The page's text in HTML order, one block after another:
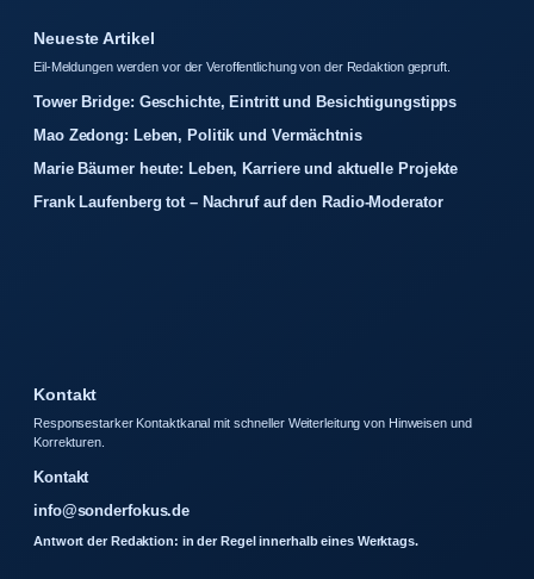
Neueste Artikel
Eil-Meldungen werden vor der Veroffentlichung von der Redaktion gepruft.
Tower Bridge: Geschichte, Eintritt und Besichtigungstipps
Mao Zedong: Leben, Politik und Vermächtnis
Marie Bäumer heute: Leben, Karriere und aktuelle Projekte
Frank Laufenberg tot – Nachruf auf den Radio-Moderator
Kontakt
Responsestarker Kontaktkanal mit schneller Weiterleitung von Hinweisen und
Korrekturen.
Kontakt
info@sonderfokus.de
Antwort der Redaktion: in der Regel innerhalb eines Werktags.